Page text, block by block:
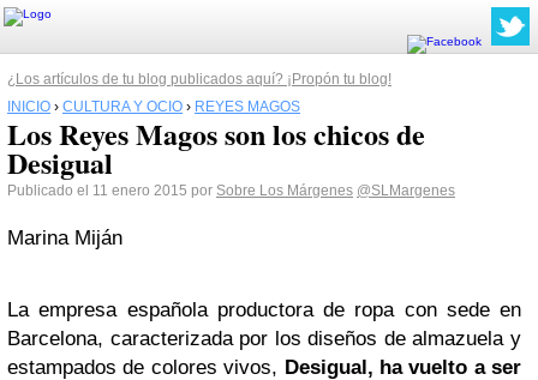
¿Los artículos de tu blog publicados aquí? ¡Propón tu blog!
INICIO › CULTURA Y OCIO › REYES MAGOS
Los Reyes Magos son los chicos de
Desigual
Publicado el 11 enero 2015 por Sobre Los Márgenes @SLMargenes
Marina Miján
La empresa española productora de ropa con sede en
Barcelona, caracterizada por los diseños de almazuela y
estampados de colores vivos, Desigual, ha vuelto a ser